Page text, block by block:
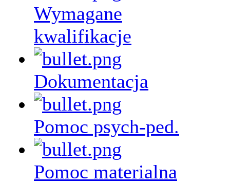
Wymagane
kwalifikacje
Dokumentacja
Pomoc psych-ped.
Pomoc materialna